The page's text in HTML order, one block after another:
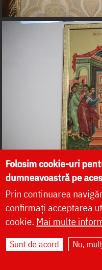
Folosim cookie-uri
dumneavoastră pe
Prin continuarea
confirmați acceptarea
cookie. Mai multe
Sunt de acord Nu,